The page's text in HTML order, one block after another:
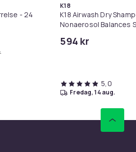
- 24
K18
K18 Airwash Dry
Nonaerosol Balances
594 kr
5,0
fredag, 14 aug.